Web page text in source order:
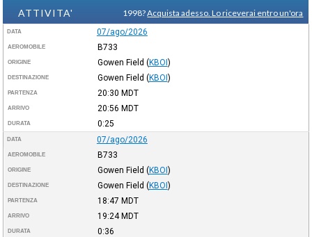
ATTIVITA'
1998?Acquista adesso. Lo riceverai entro un'ora
DATA 07/ago/2026
AEROMOBILE B733
ORIGINE Gowen Field (KBOI)
DESTINAZIONE Gowen Field (KBOI)
PARTENZA 20:30 MDT
ARRIVO 20:56 MDT
DURATA 0:25
DATA 07/ago/2026
AEROMOBILE B733
ORIGINE Gowen Field (KBOI)
DESTINAZIONE Gowen Field (KBOI)
PARTENZA 18:47 MDT
ARRIVO 19:24MDT
DURATA 0:36